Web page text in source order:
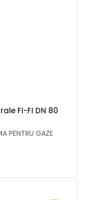
FI-FI DN 80
PENTRU GAZE